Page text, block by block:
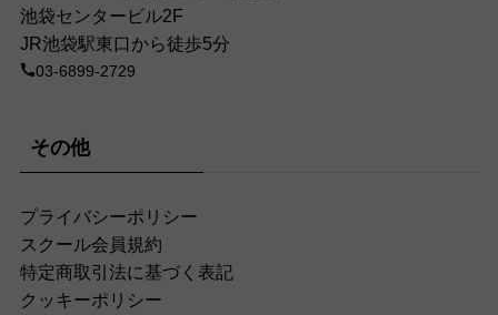
池袋センタービル2F
JR池袋駅東口から徒歩5分
03-6899-2729
その他
プライバシーポリシー
スクール会員規約
特定商取引法に基づく表記
クッキーポリシー